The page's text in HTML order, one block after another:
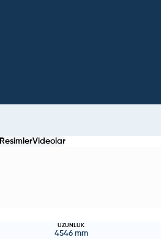
ResimlerVideolar
UZUNLUK
4546mm